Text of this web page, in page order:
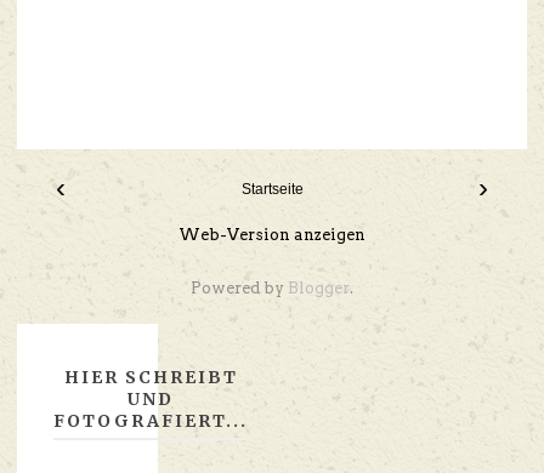
‹ ›
Startseite
Web-Version anzeigen
Powered by Blogger.
HIER SCHREIBT
UND
FOTOGRAFIERT...